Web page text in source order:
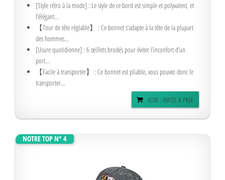
[Style rétro à la mode] : Le style de ce bord est simple et polyvalent, et
l’élégant...
【Tour de tête réglable】 : Ce bonnet s’adapte à la tête de la plupart
des hommes...
[Usure quotidienne] : 6 œillets brodés pour éviter l’inconfort d’un
port...
【Facile à transporter】 : Ce bonnet est pliable, vous pouvez donc le
transporter...
VOIR : INFOS & PRIX
NOTRE TOP N° 4